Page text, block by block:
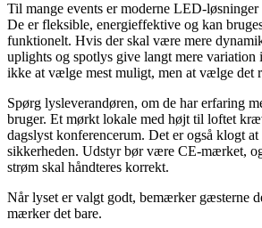
Til mange events er moderne LED-løsninger
De er fleksible, energieffektive og kan
funktionelt. Hvis der skal være mere
uplights og spotlys give langt mere
ikke at vælge mest muligt, men at vælge det
Spørg lysleverandøren, om de har erfaring
bruger. Et mørkt lokale med højt til loftet
dagslyst konferencerum. Det er også klogt
sikkerheden. Udstyr bør være CE-mærket,
strøm skal håndteres korrekt.
Når lyset er valgt godt, bemærker gæsterne
mærker det bare.